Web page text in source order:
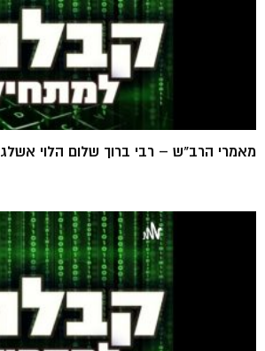
מאמרי הרב"ש – רבי ברוך שלום הלוי אשלג